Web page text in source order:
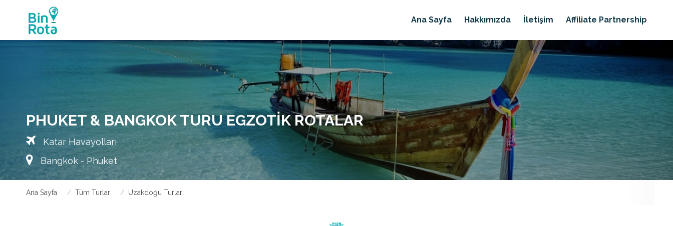
Ana Sayfa Hakkımızda İletişim Affiliate Partnership
PHUKET & BANGKOK TURU EGZOTIK ROTALAR
Katar Havayolları
Bangkok - Phuket
Ana Sayfa Tüm Turlar Uzakdoğu Turları